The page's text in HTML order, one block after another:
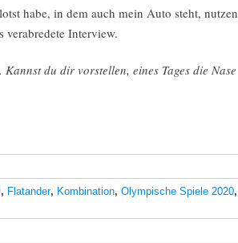
habe, in dem auch mein Auto steht, nutzen
verabredete Interview.
du dir vorstellen, eines Tages die Nase
, Flatander, Kombination, Olympische Spiele 2020,